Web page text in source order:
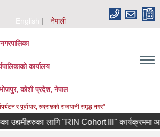
English
नेपाली
कार्यालय
कोशी प्रदेश, नेपाल
र पूर्वाधार, रुद्राक्षको राजधानी समृद्ध नगर"
उद्यमीहरुका लागि "RIN Cohort lll" कार्यक्रममा